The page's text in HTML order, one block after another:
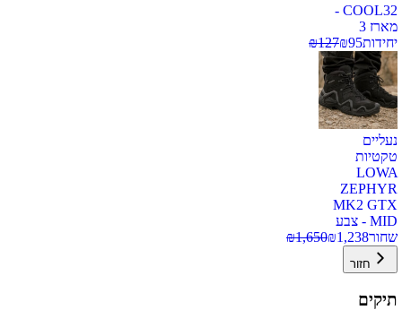
COOL32 -
מארז 3
יחידות
₪95
₪127
נעליים
טקטיות
LOWA
ZEPHYR
MK2 GTX
MID - צבע
שחור
₪1,238
₪1,650
חזור
תיקים